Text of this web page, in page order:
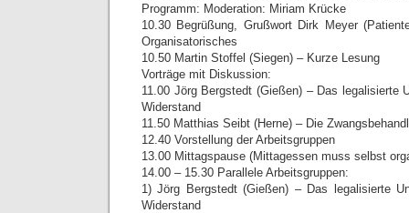
Programm: Moderation: Miriam Krücke
10.30 Begrüßung, Grußwort Dirk Meyer
Organisatorisches
10.50 Martin Stoffel (Siegen) – Kurze Lesung
Vorträge mit Diskussion:
11.00 Jörg Bergstedt (Gießen) – Das legalisierte
Widerstand
11.50 Matthias Seibt (Herne) – Die
12.40 Vorstellung der Arbeitsgruppen
13.00 Mittagspause (Mittagessen muss selbst
14.00 – 15.30 Parallele Arbeitsgruppen:
1) Jörg Bergstedt (Gießen) – Das legalisierte
Widerstand